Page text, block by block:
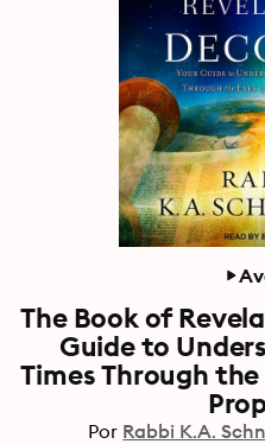
The Book of
Guide to
Times Through
Por Rabbi K.A.